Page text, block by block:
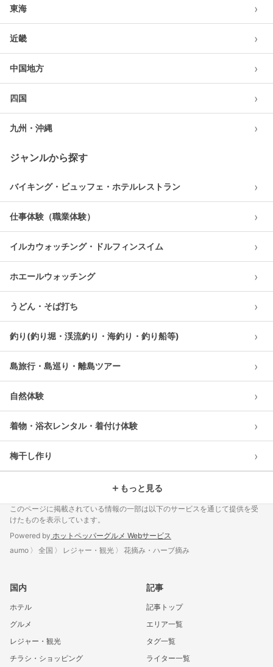
東海 ›
近畿 ›
中国地方 ›
四国 ›
九州・沖縄 ›
ジャンルから探す
バイキング・ビュッフェ・ホテルレストラン ›
仕事体験（職業体験） ›
イルカウォッチング・ドルフィンスイム ›
ホエールウォッチング ›
うどん・そば打ち ›
釣り(釣り堀・渓流釣り・海釣り・釣り船等) ›
島旅行・島巡り・離島ツアー ›
自然体験 ›
着物・浴衣レンタル・着付け体験 ›
梅干し作り ›
＋ もっと見る
このページに掲載されている情報の一部は以下のサービスを通じて提供を受
けたものを表示しています。
Powered by ホットペッパーグルメ Webサービス
aumo
全国 レジャー・観光 花摘み・ハーブ摘み
国内
ホテル
グルメ
レジャー・観光
チラシ・ショッピング
記事
記事トップ
エリア一覧
タグ一覧
ライター一覧